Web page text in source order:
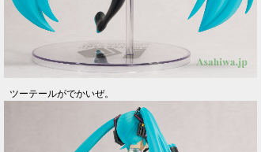
ツーテールがでかいぜ。